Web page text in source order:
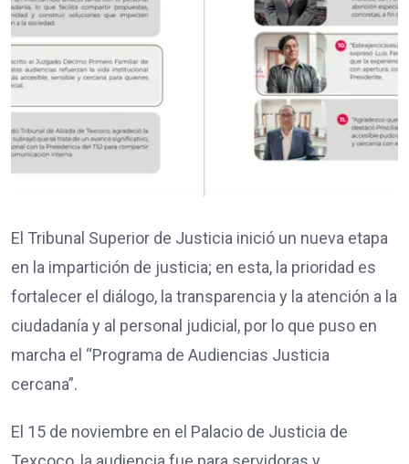
El Tribunal Superior de Justicia inició un nueva etapa
en la impartición de justicia; en esta, la prioridad es
fortalecer el diálogo, la transparencia y la atención a la
ciudadanía y al personal judicial, por lo que puso en
marcha el “Programa de Audiencias Justicia
cercana”.
El 15 de noviembre en el Palacio de Justicia de